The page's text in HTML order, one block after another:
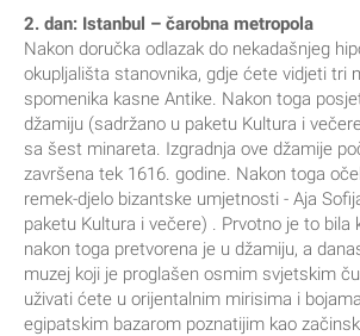
2. dan: Istanbul – čarobna metropola
Nakon doručka odlazak do nekadašnjeg
okupljališta stanovnika, gdje ćete vidjeti tri
spomenika kasne Antike. Nakon toga
džamiju (sadržano u paketu Kultura i
sa šest minareta. Izgradnja ove džamije
završena tek 1616. godine. Nakon toga
remek-djelo bizantske umjetnosti - Aja
paketu Kultura i večere) . Prvotno je to bila
nakon toga pretvorena je u džamiju, a
muzej koji je proglašen osmim svjetskim
uživati ćete u orijentalnim mirisima i
egipatskim bazarom poznatijim kao